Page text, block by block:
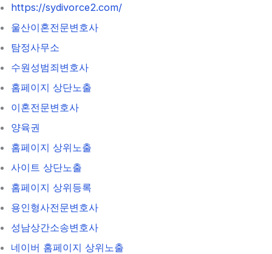
https://sydivorce2.com/
울산이혼전문변호사
탐정사무소
수원성범죄변호사
홈페이지 상단노출
이혼전문변호사
양육권
홈페이지 상위노출
사이트 상단노출
홈페이지 상위등록
용인형사전문변호사
성남상간소송변호사
네이버 홈페이지 상위노출